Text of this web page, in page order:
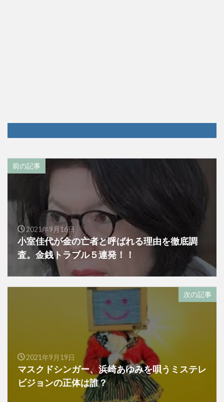
前の記事
2021年9月16日
小室佳代が金の亡者と呼ばれる理由を徹底調
査。金銭トラブル５連発！！
次の記事
2021年9月19日
マスクドシンガー、浜崎あゆみを唄うミステレ
ビジョンの正体は誰？